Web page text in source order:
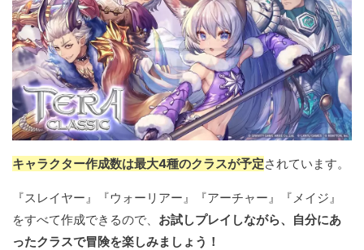
キャラクター作成数は最大4種のクラスが予定されています。
『スレイヤー』『ウォーリアー』『アーチャー』『メイジ』
をすべて作成できるので、 お試しプレイしながら、自分にあ
ったクラスで冒険を楽しみましょう！